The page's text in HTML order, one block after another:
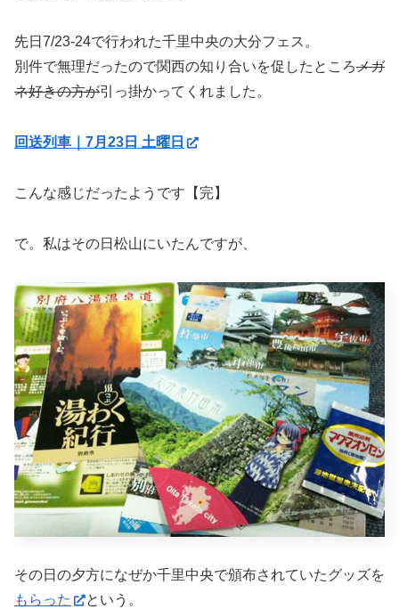
先日7/23-24で行われた千里中央の大分フェス。
別件で無理だったので関西の知り合いを促したところメガ
ネ好きの方が引っ掛かってくれました。
回送列車｜7月23日 土曜日
こんな感じだったようです【完】
で。私はその日松山にいたんですが、
その日の夕方になぜか千里中央で頒布されていたグッズを
もらった
という。